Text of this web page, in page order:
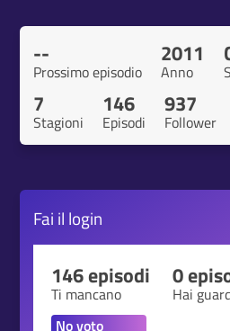
--
Prossimo episodio
2011
Anno
7
Stagioni
146
Episodi
937
Follower
Fai il login
146 episodi
Ti mancano
0
Hai